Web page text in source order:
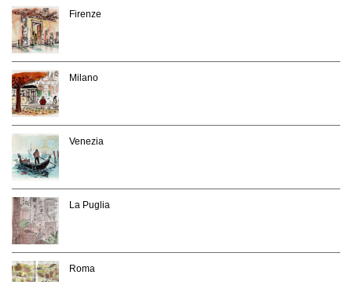
Firenze
Milano
Venezia
La Puglia
Roma